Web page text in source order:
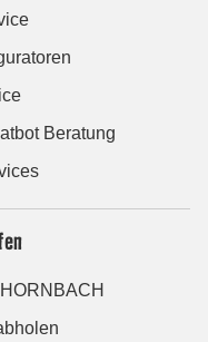
Beratung